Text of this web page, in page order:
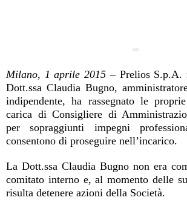
Milano, 1 aprile 2015– Prelios S.p.A.
Dott.ssa Claudia Bugno,
indipendente, ha rassegnato le
carica di Consigliere di
per sopraggiunti impegni
consentono di proseguire nell’incarico.
La Dott.ssa Claudia Bugno non era
comitato interno e, al momento delle
risulta detenere azioni della Società.